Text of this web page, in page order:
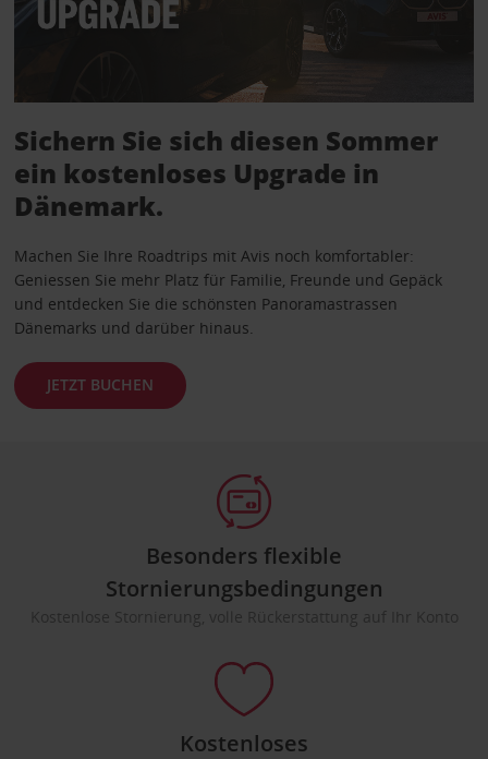
Sichern Sie sich diesen Sommer
ein kostenloses Upgrade in
Dänemark.
Machen Sie Ihre Roadtrips mit Avis noch komfortabler:
Geniessen Sie mehr Platz für Familie, Freunde und Gepäck
und entdecken Sie die schönsten Panoramastrassen
Dänemarks und darüber hinaus.
JETZT BUCHEN
Besonders flexible
Stornierungsbedingungen
Kostenlose Stornierung, volle Rückerstattung auf Ihr Konto
Kostenloses